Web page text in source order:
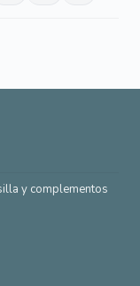
y complementos